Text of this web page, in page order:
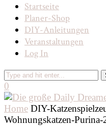
Startseite
Planer-Shop
DIY-Anleitungen
Veranstaltungen
Log In
0
Home DIY-
Wohnungskatzen-Purina-